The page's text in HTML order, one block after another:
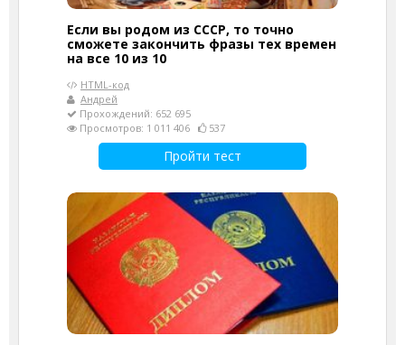
Если вы родом из СССР, то точно
сможете закончить фразы тех времен
на все 10 из 10
HTML-код
Андрей
Прохождений: 652 695
Просмотров: 1 011 406
537
Пройти тест